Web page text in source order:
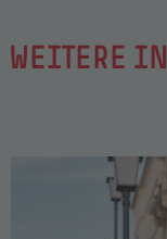
WEITERE